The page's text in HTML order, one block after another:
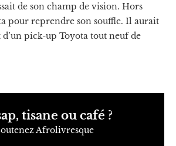
de son champ de vision. Hors
pour reprendre son souffle. Il aurait
d’un pick-up Toyota tout neuf de
tisane ou café ?
Afrolivresque